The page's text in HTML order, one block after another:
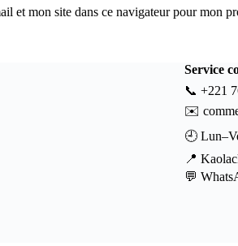
et mon site dans ce navigateur pour mon
Service
📞 +221
✉️
🕘
📍
💬